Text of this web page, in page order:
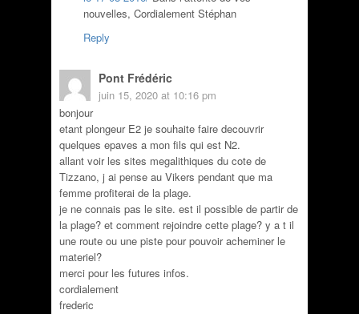
nouvelles, Cordialement Stéphan
Reply
Pont Frédéric
juin 15, 2020 at 10:16 pm
bonjour
etant plongeur E2 je souhaite faire decouvrir
quelques epaves a mon fils qui est N2.
allant voir les sites megalithiques du cote de
Tizzano, j ai pense au Vikers pendant que ma
femme profiterai de la plage.
je ne connais pas le site. est il possible de partir de
la plage? et comment rejoindre cette plage? y a t il
une route ou une piste pour pouvoir acheminer le
materiel?
merci pour les futures infos.
cordialement
frederic